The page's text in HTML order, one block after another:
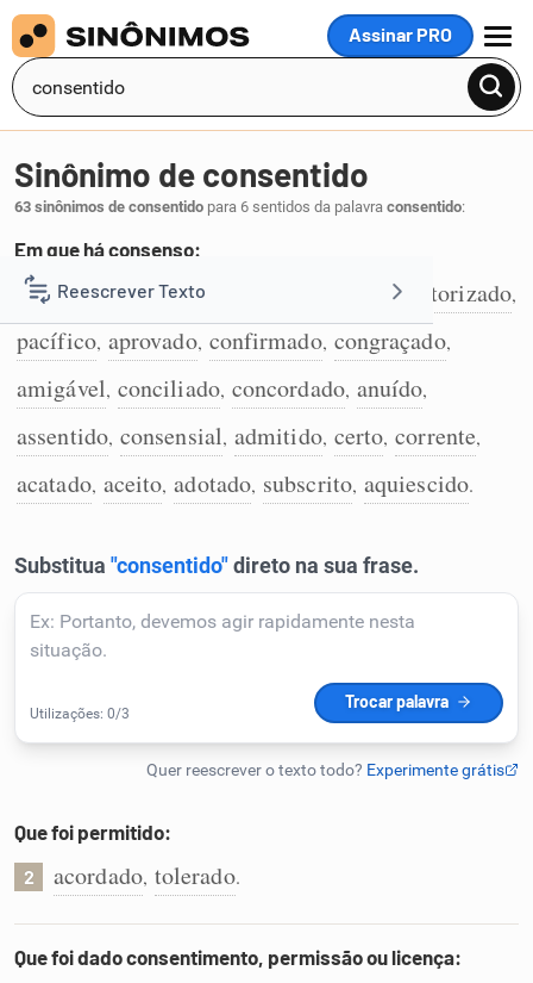
Assinar PRO
MENU
Reescrever Texto
Resumir Texto
Corrigir Texto
Detector de IA
Humanizador de IA
Caça-palavras
Dicionário
Sinônimo de consentido
63 sinônimos de consentido para 6 sentidos da palavra consentido:
Em que há consenso:
1 consensual,combinado contratado, autorizado,
pacífico, aprovado, confirmado, congraçado,
amigável, conciliado, concordado, anuído,
assentido, consensial, admitido, certo, corrente,
acatado, aceito, adotado, subscrito, aquiescido.
Que foi permitido:
2 acordado, tolerado.
Que foi dado consentimento, permissão ou licença: